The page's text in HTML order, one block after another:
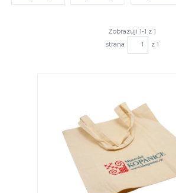
Zobrazuji 1-1 z 1
strana
z 1